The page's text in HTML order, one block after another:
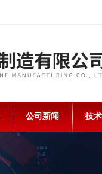
公司新闻 技